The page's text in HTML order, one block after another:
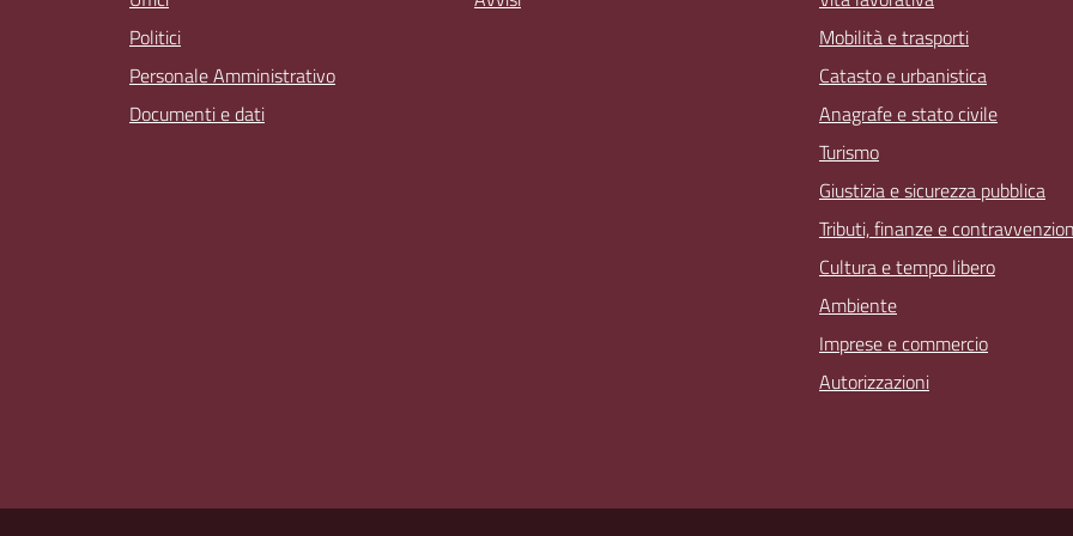
Politici
Personale Amministrativo
Documenti e dati
Mobilità e trasporti
Catasto e urbanistica
Anagrafe e stato civile
Turismo
Giustizia e sicurezza pubblica
Tributi, finanze e
Cultura e tempo libero
Ambiente
Imprese e commercio
Autorizzazioni